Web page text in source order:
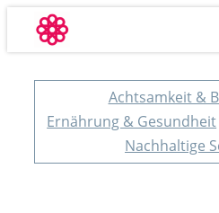
Inhalt
Achtsamkeit &
Ernährung & Gesundheit
Nachhaltige